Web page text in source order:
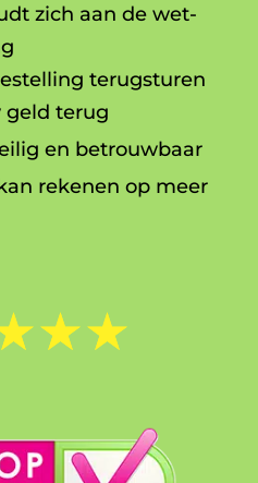
zich aan de wet-
terugsturen
terug
en betrouwbaar
rekenen op meer
☆☆